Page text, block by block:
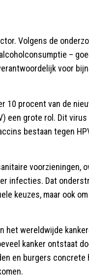
Volgens de
–
voor
10 procent van de
een grote rol. Dit
bestaan tegen
voorzieningen,
infecties. Dat
keuzes, maar ook om
het wereldwijde
kanker ontstaat
en burgers concrete